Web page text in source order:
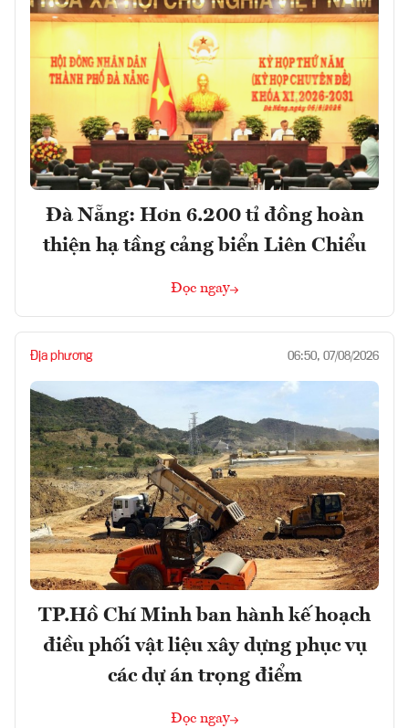
Đà Nẵng: Hơn 6.200 tỉ đồng hoàn
thiện hạ tầng cảng biển Liên Chiểu
Đọc ngay
Địa phương 06:50, 07/08/2026
TP.Hồ Chí Minh ban hành kế hoạch
điều phối vật liệu xây dựng phục vụ
các dự án trọng điểm
Đọc ngay